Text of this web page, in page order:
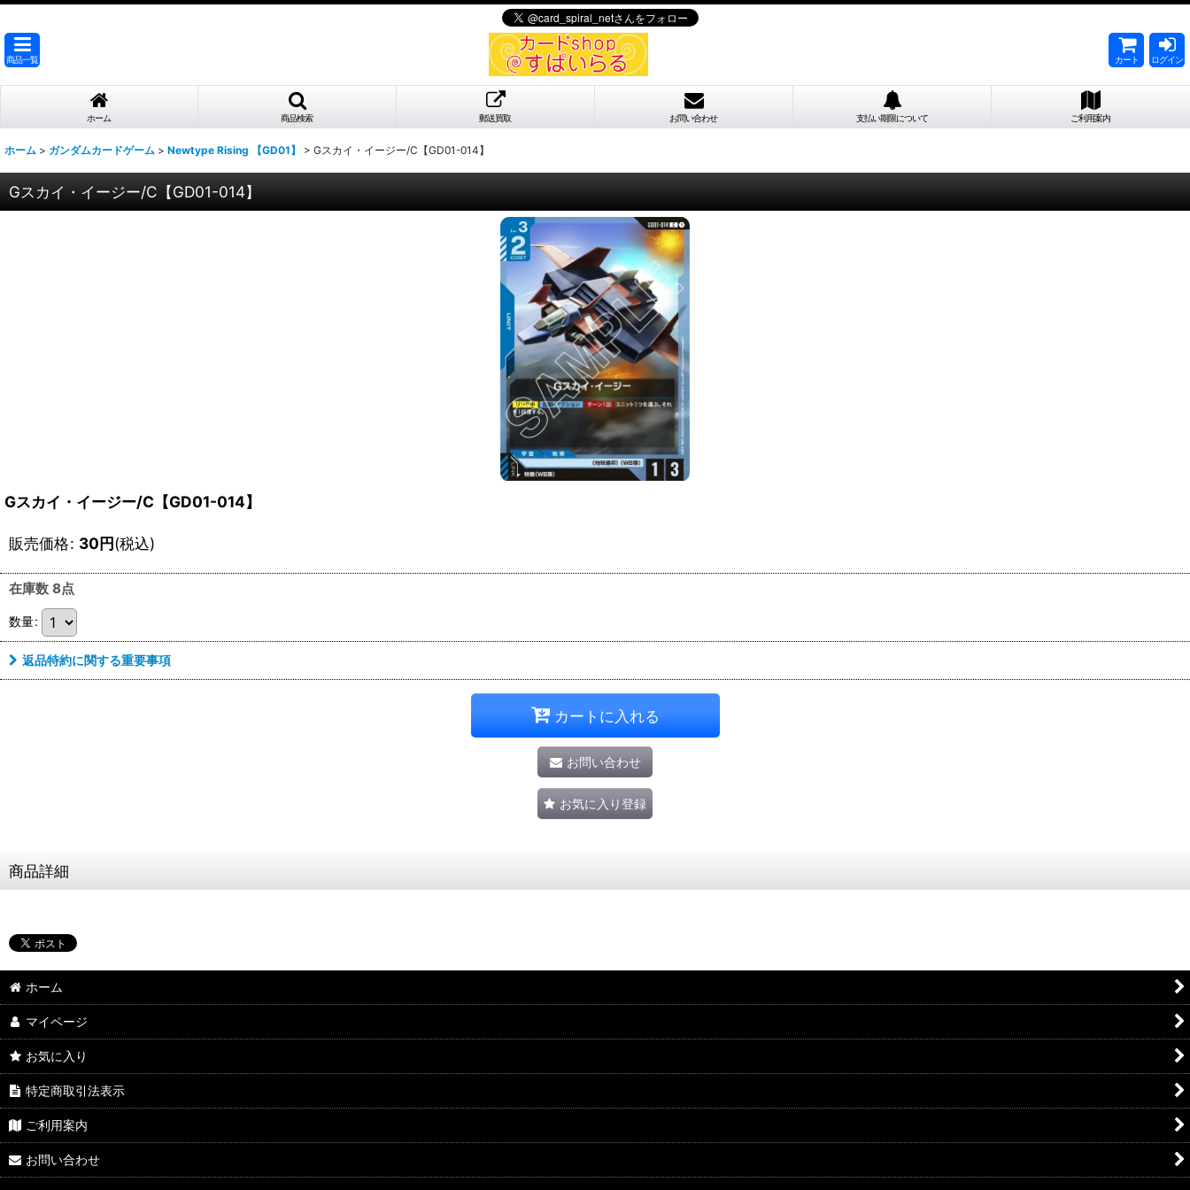
商品一覧 カート ログイン
ホーム 商品検索 郵送買取 お問い合わせ 支払い期限について ご利用案内
ホーム > ガンダムカードゲーム > Newtype Rising 【GD01】 > Gスカイ・イージー/C【GD01-014】
Gスカイ・イージー/C【GD01-014】
Gスカイ・イージー/C【GD01-014】
販売価格: 30円(税込)
在庫数 8点
数量:
返品特約に関する重要事項
カートに入れる
お問い合わせ
お気に入り登録
商品詳細
ホーム
マイページ
お気に入り
特定商取引法表示
ご利用案内
お問い合わせ